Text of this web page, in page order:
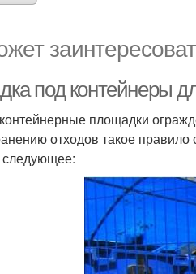
под контейнеры
площадки
отходов такое
следующее: